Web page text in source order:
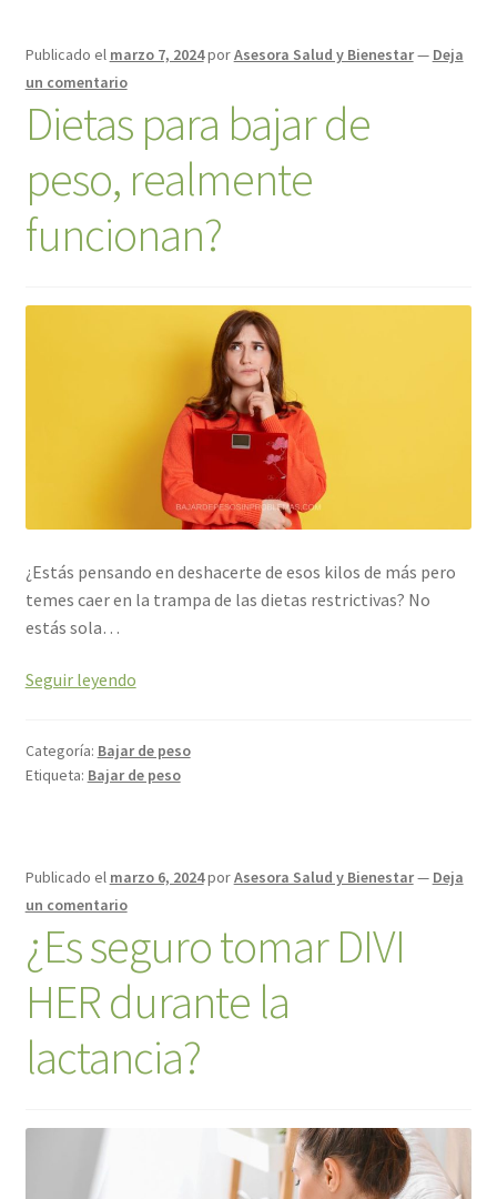
Publicado el marzo 7, 2024porAsesora Salud y Bienestar— Deja
un comentario
Dietas para bajar de
peso, realmente
funcionan?
¿Estás pensando en deshacerte de esos kilos de más pero
temes caer en la trampa de las dietas restrictivas? No
estás sola…
Seguir leyendo
Categoría: Bajar de peso
Etiqueta: Bajar de peso
Publicado el marzo 6, 2024porAsesora Salud y Bienestar— Deja
un comentario
¿Es seguro tomar DIVI
HER durante la
lactancia?